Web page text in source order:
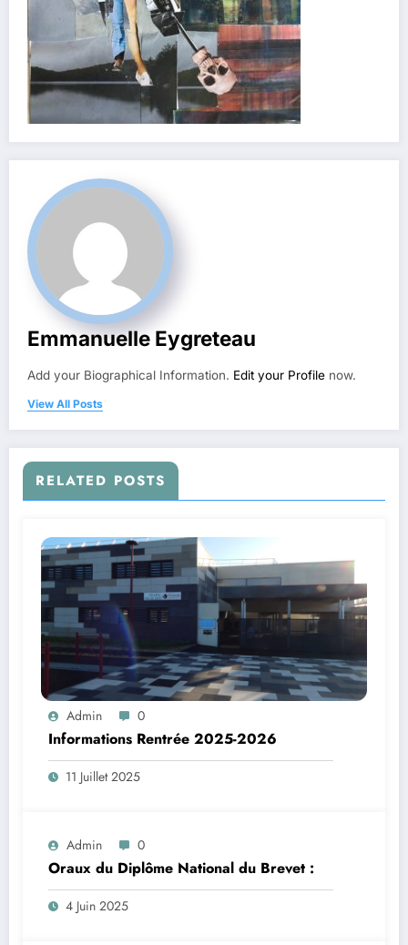
Emmanuelle Eygreteau
Add your Biographical Information. Edit your Profile now.
View All Posts
RELATED POSTS
Admin 0
Informations Rentrée 2025-2026
11 Juillet 2025
Admin 0
Oraux du Diplôme National du Brevet :
4 Juin 2025